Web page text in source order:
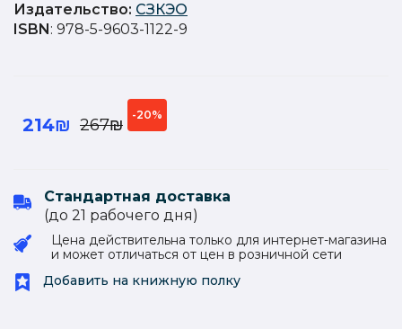
Издательство: СЗКЭО
ISBN : 978-5-9603-1122-9
214₪ 267₪
-20%
Стандартная доставка
(до 21 рабочего дня)
Цена действительна только для интернет-магазина
и может отличаться от цен в розничной сети
Добавить на книжную полку